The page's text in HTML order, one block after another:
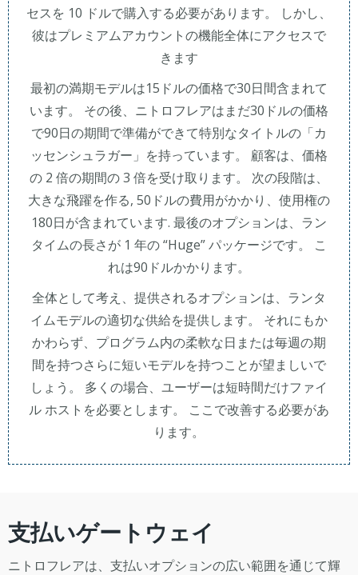
セスを 10 ドルで購入する必要があります。 しかし、
彼はプレミアムアカウントの機能全体にアクセスで
きます
最初の満期モデルは15ドルの価格で30日間含まれて
います。 その後、ニトロフレアはまだ30ドルの価格
で90日の期間で準備ができて特別なタイトルの「カ
ッセンシュラガー」を持っています。 顧客は、価格
の 2 倍の期間の 3 倍を受け取ります。 次の段階は、
大きな飛躍を作る, 50ドルの費用がかかり、使用権の
180日が含まれています. 最後のオプションは、ラン
タイムの長さが 1 年の “Huge” パッケージです。 こ
れは90ドルかかります。
全体として考え、提供されるオプションは、ランタ
イムモデルの適切な供給を提供します。 それにもか
かわらず、プログラム内の柔軟な日または毎週の期
間を持つさらに短いモデルを持つことが望ましいで
しょう。 多くの場合、ユーザーは短時間だけファイ
ル ホストを必要とします。 ここで改善する必要があ
ります。
支払いゲートウェイ
ニトロフレアは、支払いオプションの広い範囲を通じて輝